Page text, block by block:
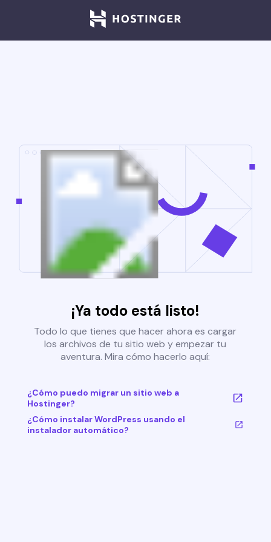
¡Ya todo está listo!
Todo lo que tienes que hacer ahora es cargar
los archivos de tu sitio web y empezar tu
aventura. Mira cómo hacerlo aquí:
¿Cómo puedo migrar un sitio web a
Hostinger?
¿Cómo instalar WordPress usando el
instalador automático?